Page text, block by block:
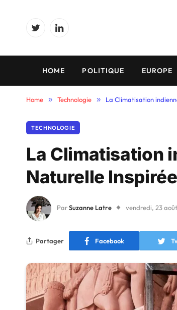
TwitterLinkedIn
HOME POLITIQUE EUROPE
Home » Technologie » La Climatisation
TECHNOLOGIE
La Climatisation
Naturelle
ParSuzanne Latre vendredi, 23 août
Partager Facebook